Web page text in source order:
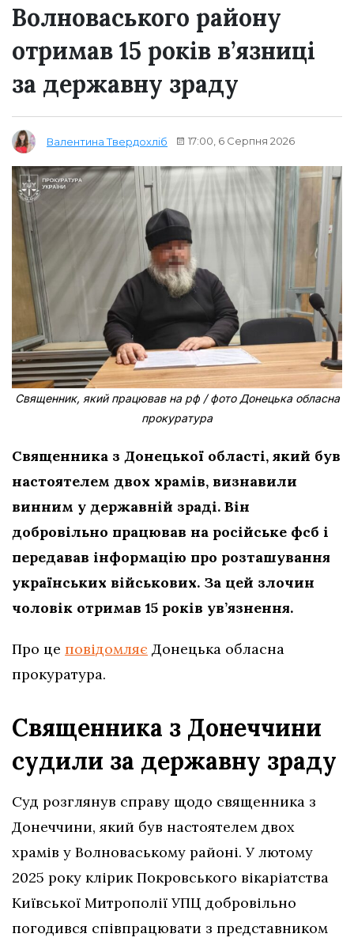
Волноваського району
отримав 15 років в’язниці
за державну зраду
Валентина Твердохліб 17:00, 6 Серпня 2026
Священник, який працював на рф / фото Донецька обласна
прокуратура
Священника з Донецької області, який був
настоятелем двох храмів, визнавили
винним у державній зраді. Він
добровільно працював на російське фсб і
передавав інформацію про розташування
українських військових. За цей злочин
чоловік отримав 15 років ув’язнення.
Про це повідомляє Донецька обласна
прокуратура.
Священника з Донеччини
судили за державну зраду
Суд розглянув справу щодо священника з
Донеччини, який був настоятелем двох
храмів у Волноваському районі. У лютому
2025 року клірик Покровського вікаріатства
Київської Митрополії УПЦ добровільно
погодився співпрацювати з представником